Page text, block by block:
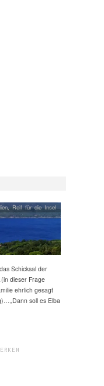
,Reif für die Insel
Schicksal der
dieser Frage
ehrlich gesagt
soll es Elba